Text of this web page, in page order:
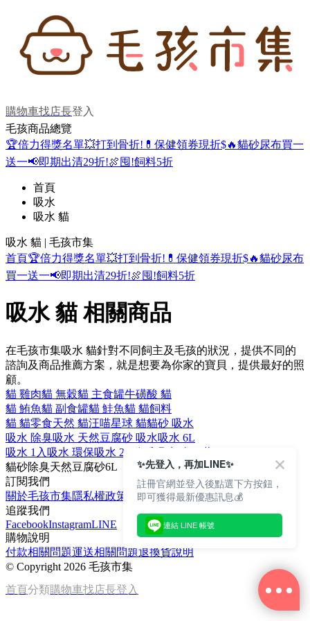
購物車找店長登入
毛孩商品總覽
🏆倍力得獎名單💥打到骨折! 💊保健領券現折$🔥貓砂尿布買一
送一📢即期出清29折!🍖囤!飼料5折
首頁
吸水
吸水 貓
吸水 貓 | 毛孩市集
首頁🏆倍力得獎名單💥打到骨折! 💊保健領券現折$🔥貓砂尿布
買一送一📢即期出清29折!🍖囤!飼料5折
吸水 貓 相關商品
在毛孩市集吸水 貓針對不同飼主及毛孩的狀況，提供不同的
諮詢及商品推薦方案，就是想要為你家的寶貝，提供最好的照
顧。
貓 雞肉貓 無穀貓 主食罐牛磺酸 貓
貓 鮪魚貓 副食罐貓 鮭魚貓 貓飼料
貓 貓零食天然 貓汪喵星球 貓貓砂 吸水
吸水 除臭吸水 天然豆腐砂 吸水吸水 6L
吸水 1入 吸水 環保吸水 2.5公斤
貓砂除臭天然豆腐砂6L
訂閱我們
關於毛孩市集隱私權政策
文章
追蹤我們
FacebookInstagramLINE
購物說明
付款相關問題運送相關問題退換貨說明
© Copyright 2026 毛孩市集
首頁分類購物車找店長登入
✨先登入，再加LINE✨
註冊官網並登入後點選下方按鈕，
即可獲得最新優惠訊息💰
連結 LINE 帳號